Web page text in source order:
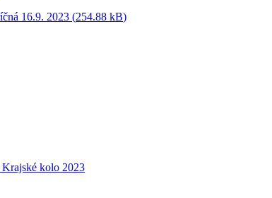
16.9. 2023 (254.88 kB)
kolo 2023